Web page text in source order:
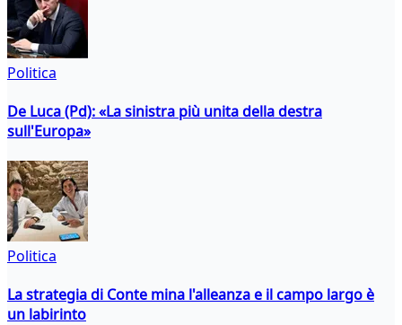
Politica
De Luca (Pd): «La sinistra più unita della destra
sull'Europa»
Politica
La strategia di Conte mina l'alleanza e il campo largo è
un labirinto